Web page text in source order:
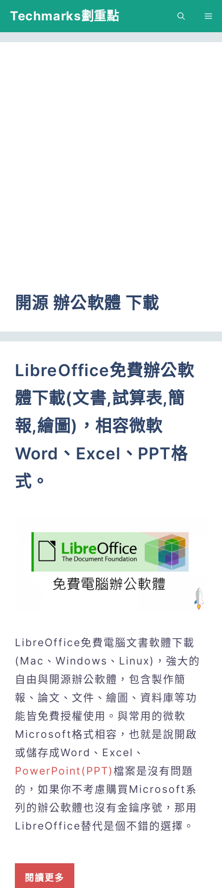
跳
主
Techmarks劃重點
開源 辦公軟體 下載
LibreOffice免費辦公軟
體下載(文書,試算表,簡
報,繪圖)，相容微軟
Word、Excel、PPT格
式。
LibreOffice免費電腦文書軟體下載
(Mac、Windows、Linux)，強大的
自由與開源辦公軟體，包含製作簡
報、論文、文件、繪圖、資料庫等功
能皆免費授權使用。與常用的微軟
Microsoft格式相容，也就是說開啟
或儲存成Word、Excel、
PowerPoint(PPT)檔案是沒有問題
的，如果你不考慮購買Microsoft系
列的辦公軟體也沒有金鑰序號，那用
LibreOffice替代是個不錯的選擇。
閱讀更多